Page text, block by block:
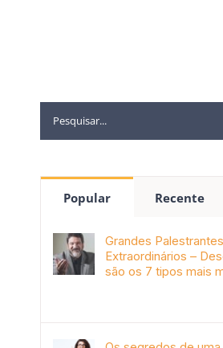
Popular Recente
Grandes Palestrantes
Extraordinários –
são os 7 tipos mais